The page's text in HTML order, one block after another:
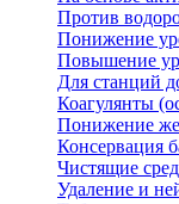
Против
Понижение
Повышение
Для станций
Коагулянты
Понижение
Консервация
Чистящие
Удаление и